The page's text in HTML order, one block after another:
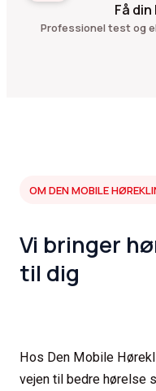
Få
Professionel test og
OM DEN MOBILE
Vi bringer
til dig
Hos Den Mobile
vejen til bedre hørelse